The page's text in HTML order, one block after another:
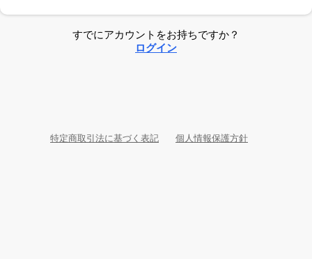
すでにアカウントをお持ちですか？
ログイン
特定商取引法に基づく表記 個人情報保護方針